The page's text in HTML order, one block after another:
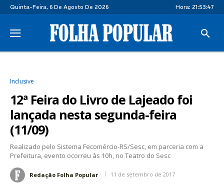
Quinta-Feira, 6 De Agosto De 2026 Hora: 21:53:48
Inclusive
12ª Feira do Livro de Lajeado foi
lançada nesta segunda-feira
(11/09)
Realizado pelo Sistema Fecomércio-RS/Sesc, em parceria com a
Prefeitura, evento ocorreu às 10h, no Teatro do Sesc
Redação Folha Popular 11 de setembro de 2017